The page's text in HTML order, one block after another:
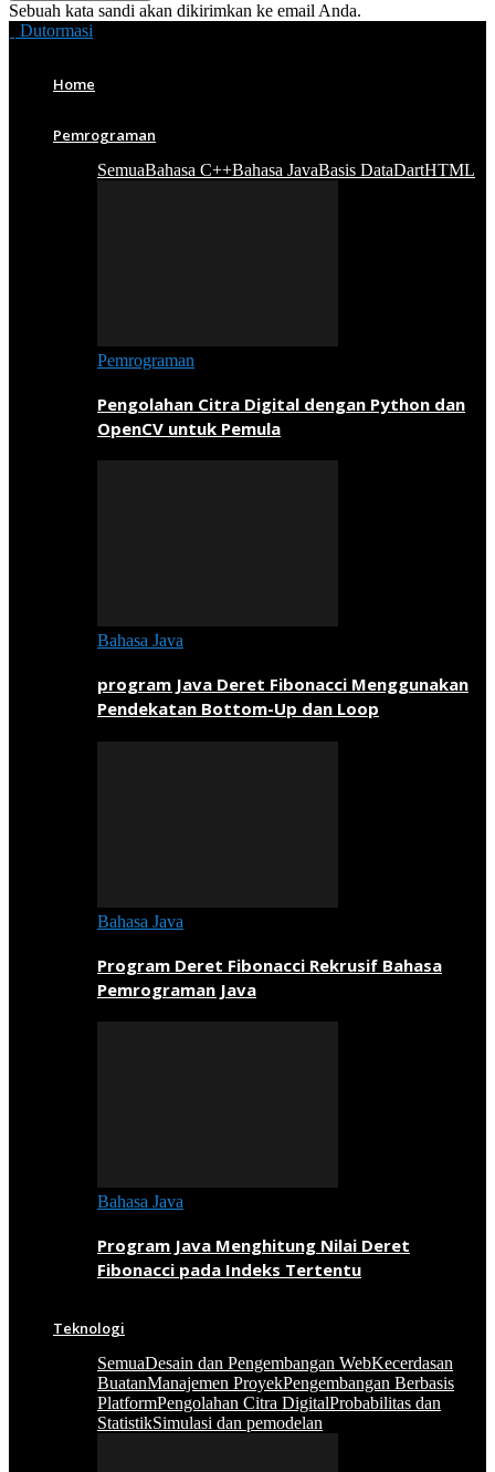
Sebuah kata sandi akan dikirimkan ke email Anda.
Dutormasi
Home
Pemrograman
SemuaBahasa C++Bahasa JavaBasis DataDartHTML
Pemrograman
Pengolahan Citra Digital dengan Python dan
OpenCV untuk Pemula
Bahasa Java
program Java Deret Fibonacci Menggunakan
Pendekatan Bottom-Up dan Loop
Bahasa Java
Program Deret Fibonacci Rekrusif Bahasa
Pemrograman Java
Bahasa Java
Program Java Menghitung Nilai Deret
Fibonacci pada Indeks Tertentu
Teknologi
SemuaDesain dan Pengembangan WebKecerdasan
BuatanManajemen ProyekPengembangan Berbasis
PlatformPengolahan Citra DigitalProbabilitas dan
StatistikSimulasi dan pemodelan